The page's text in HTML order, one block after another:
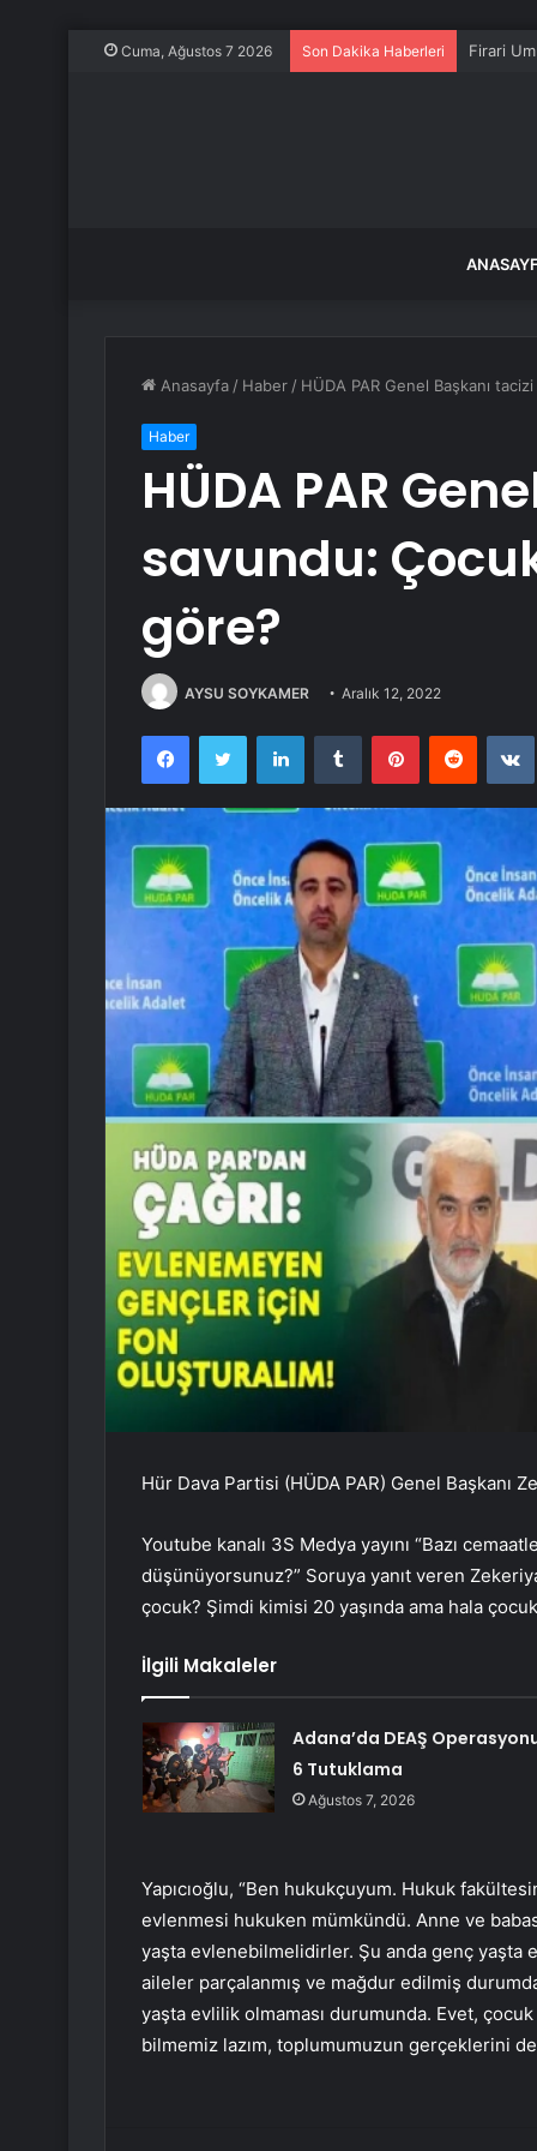
Cuma, Ağustos 7 2026 Son Dakika Haberleri Firari
Anasayfa / Haber / HÜDA PAR Genel Başkanı
Haber
HÜDA PAR
savundu:
göre?
AYSU SOYKAMER Aralık 12, 2022
FacebookTwitter LinkedInTumblr PinterestReddit
Hür Dava Partisi (HÜDA PAR) Genel Başkanı
Youtube kanalı 3S Medya yayını “Bazı
düşünüyorsunuz?” Soruya yanıt veren
çocuk? Şimdi kimisi 20 yaşında ama hala
İlgili Makaleler
Adana’da DEAŞ
6 Tutuklama
Ağustos 7, 2026
Yapıcıoğlu, “Ben hukukçuyum. Hukuk
evlenmesi hukuken mümkündü. Anne ve
yaşta evlenebilmelidirler. Şu anda genç
aileler parçalanmış ve mağdur edilmiş
yaşta evlilik olmaması durumunda. Evet,
bilmemiz lazım, toplumumuzun gerçeklerini